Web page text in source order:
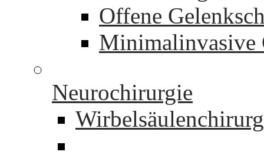
Offene
Minimalinvasive
Neurochirurgie